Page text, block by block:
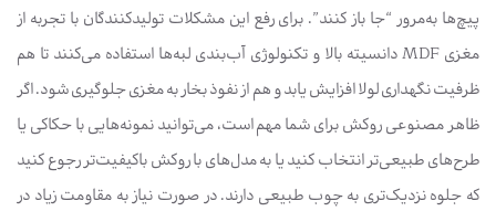
پیچ‌ها به‌مرور “جا باز کنند”. برای رفع این مشکلات تولیدکنندگان با تجربه از
مغزی MDF دانسیته بالا و تکنولوژی آب‌بندی لبه‌ها استفاده می‌کنند تا هم
ظرفیت نگهداری لولا افزایش یابد و هم از نفوذ بخار به مغزی جلوگیری شود. اگر
ظاهر مصنوعی روکش برای شما مهم است، می‌توانید نمونه‌هایی با حکاکی یا
طرح‌های طبیعی‌تر انتخاب کنید یا به مدل‌های با روکش باکیفیت‌تر رجوع کنید
که جلوه نزدیک‌تری به چوب طبیعی دارند. در صورت نیاز به مقاومت زیاد در